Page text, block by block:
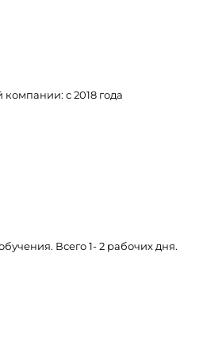
с 2018 года
Всего 1- 2 рабочих дня.